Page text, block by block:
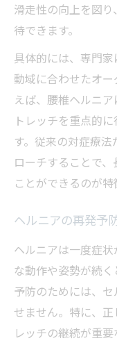
滑走性の向上を図
待できます。
具体的には、専門
動域に合わせたオ
えば、腰椎ヘルニ
トレッチを重点的
す。従来の対症療
ローチすることで
ことができるのが特
ヘルニアの再発予
ヘルニアは一度症
な動作や姿勢が続
予防のためには、
せません。特に、
レッチの継続が重要